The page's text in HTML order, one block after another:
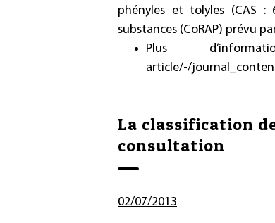
phényles et tolyles (CAS :
substances (CoRAP) prévu
Plus
article/-/
La classification
consultation
02/07/2013